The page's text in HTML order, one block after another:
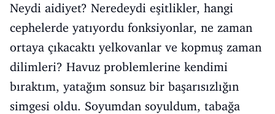
Neydi aidiyet? Neredeydi eşitlikler, hangi
cephelerde yatıyordu fonksiyonlar, ne zaman
ortaya çıkacaktı yelkovanlar ve kopmuş zaman
dilimleri? Havuz problemlerine kendimi
bıraktım, yatağım sonsuz bir başarısızlığın
simgesi oldu. Soyumdan soyuldum, tabağa